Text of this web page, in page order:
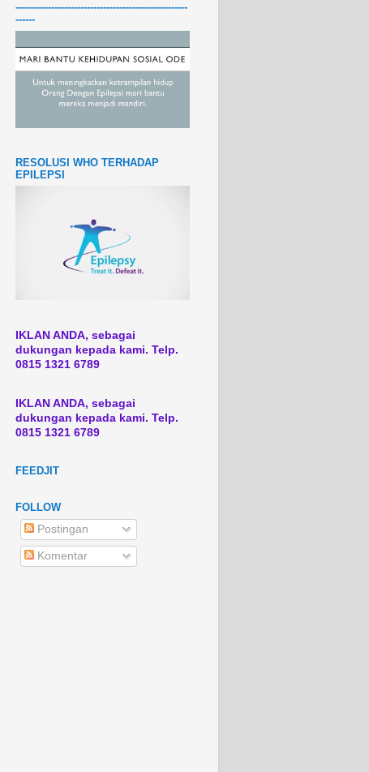
-----------------------------------------------------
------
RESOLUSI WHO TERHADAP
EPILEPSI
IKLAN ANDA, sebagai
dukungan kepada kami. Telp.
0815 1321 6789
IKLAN ANDA, sebagai
dukungan kepada kami. Telp.
0815 1321 6789
FEEDJIT
FOLLOW
Postingan
Komentar